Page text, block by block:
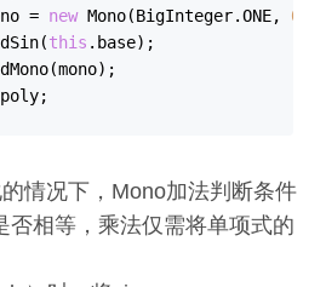
=
new Mono(BigInteger.ONE, 0
Sin(this . base) ;
Mono(mono) ;
poly;
情况下，Mono加法判断条件
否相等，乘法仅需将单项式的